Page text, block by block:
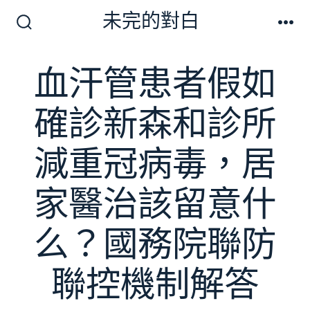
開
關
未完的對白
血汗管患者假如
確診新森和診所
減重冠病毒，居
家醫治該留意什
么？國務院聯防
聯控機制解答